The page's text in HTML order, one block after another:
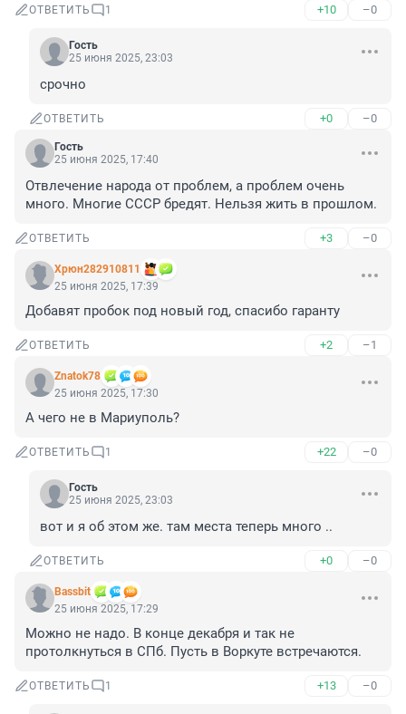
ОТВЕТИТЬ 1 +10 –0
Гость
25 июня 2025, 23:03
срочно
ОТВЕТИТЬ +0 –0
Гость
25 июня 2025, 17:40
Отвлечение народа от проблем, а проблем очень
много. Многие СССР бредят. Нельзя жить в прошлом.
ОТВЕТИТЬ +3 –0
Хрюн282910811
25 июня 2025, 17:39
Добавят пробок под новый год, спасибо гаранту
ОТВЕТИТЬ +2 –1
Znatok78
25 июня 2025, 17:30
А чего не в Мариуполь?
ОТВЕТИТЬ 1 +22 –0
Гость
25 июня 2025, 23:03
вот и я об этом же. там места теперь много ..
ОТВЕТИТЬ +0 –0
Bassbit
25 июня 2025, 17:29
Можно не надо. В конце декабря и так не
протолкнуться в СПб. Пусть в Воркуте встречаются.
ОТВЕТИТЬ 1 +13 –0